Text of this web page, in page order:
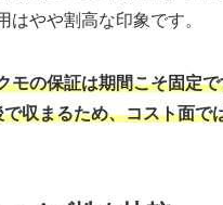
はやや割高な印象です。
モの保証は期間こそ固定
収まるため、コスト面で